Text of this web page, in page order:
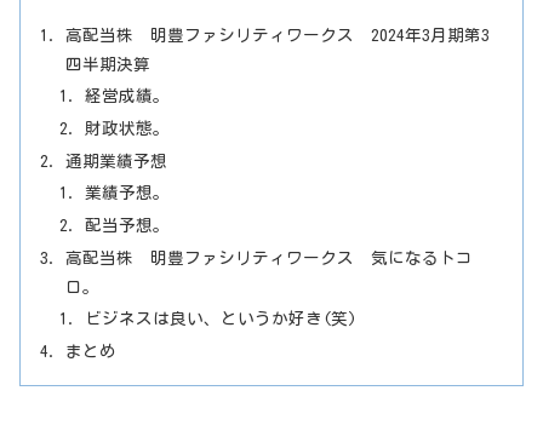
高配当株 明豊ファシリティワークス 2024年3月期第3
四半期決算
経営成績。
財政状態。
通期業績予想
業績予想。
配当予想。
高配当株 明豊ファシリティワークス 気になるトコ
ロ。
ビジネスは良い、というか好き(笑)
まとめ